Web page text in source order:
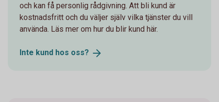
och kan få personlig rådgivning. Att bli kund är
kostnadsfritt och du väljer själv vilka tjänster du vill
använda. Läs mer om hur du blir kund här.
Inte kund hos oss?